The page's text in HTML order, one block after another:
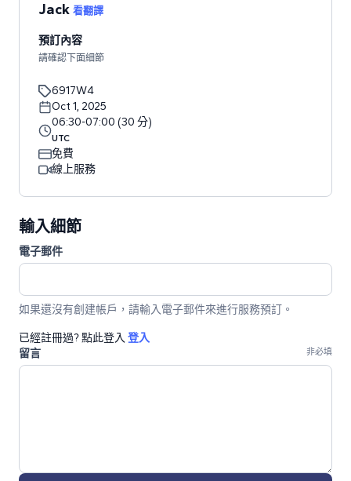
Jack 看翻譯
預訂內容
請確認下面細節
6917W4
Oct 1, 2025
06:30-07:00 (30 分)
UTC
免費
線上服務
輸入細節
電子郵件
如果還沒有創建帳戶，請輸入電子郵件來進行服務預訂。
已經註冊過? 點此登入 登入
留言
非必填